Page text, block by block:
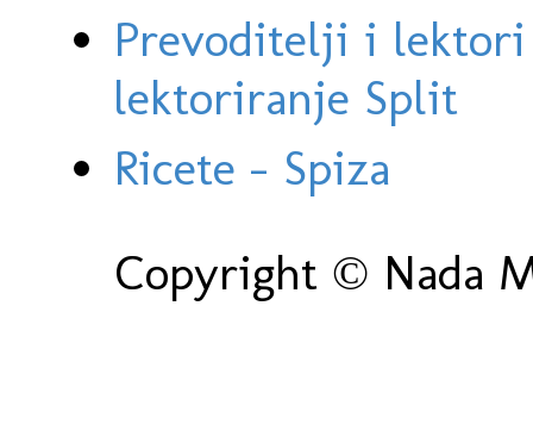
Prevoditelji i
lektoriranje Split
Ricete - Spiza
Copyright © Nada